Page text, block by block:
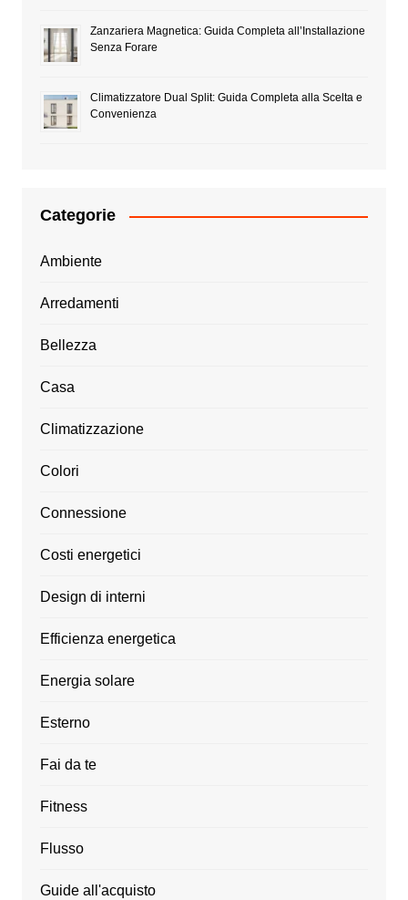
Zanzariera Magnetica: Guida Completa all’Installazione
Senza Forare
Climatizzatore Dual Split: Guida Completa alla Scelta e
Convenienza
Categorie
Ambiente
Arredamenti
Bellezza
Casa
Climatizzazione
Colori
Connessione
Costi energetici
Design di interni
Efficienza energetica
Energia solare
Esterno
Fai da te
Fitness
Flusso
Guide all'acquisto